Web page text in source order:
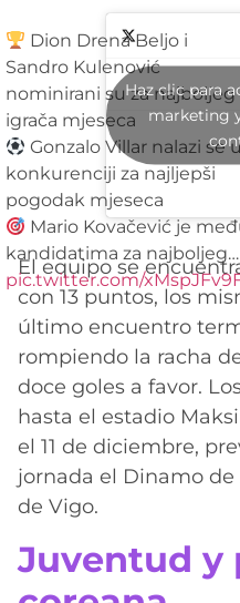
Dion Drena Beljo i
Sandro Kulenović
nominirani su za najboljeg
igrača mjeseca
Gonzalo Villar nalazi se
konkurenciji za najljepši
pogodak mjeseca
Mario Kovačević je
kandidatima za najboljeg…
pic.twitter.com/
Haz clic para
marketing
El equipo se
con 13 puntos, los
último encuentro
rompiendo la racha
doce goles a favor.
hasta el estadio
el 11 de diciembre,
jornada el Dinamo
de Vigo.
Juventud y